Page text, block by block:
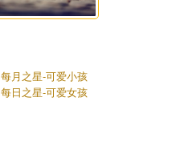
每月之星-可爱小孩
每日之星-可爱女孩